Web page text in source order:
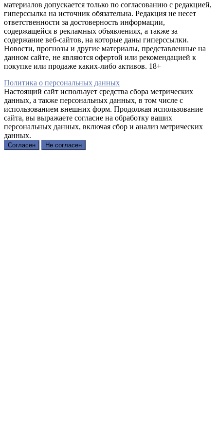
материалов допускается только по согласованию с редакцией,
гиперссылка на источник обязательна. Редакция не несет
ответственности за достоверность информации,
содержащейся в рекламных объявлениях, а также за
содержание веб-сайтов, на которые даны гиперссылки.
Новости, прогнозы и другие материалы, представленные на
данном сайте, не являются офертой или рекомендацией к
покупке или продаже каких-либо активов. 18+
Политика о персональных данных
Настоящий сайт использует средства сбора метрических
данных, а также персональных данных, в том числе с
использованием внешних форм. Продолжая использование
сайта, вы выражаете согласие на обработку ваших
персональных данных, включая сбор и анализ метрических
данных.
Согласен Не согласен